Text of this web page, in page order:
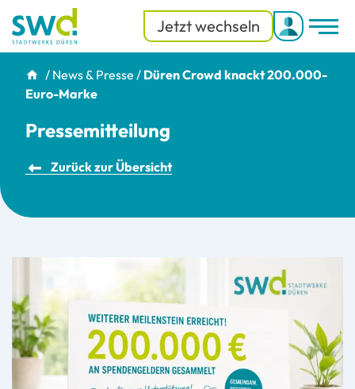
Jetzt wechseln
/ News & Presse / Düren Crowd knackt 200.000-
Euro-Marke
Pressemitteilung
Zurück zur Übersicht